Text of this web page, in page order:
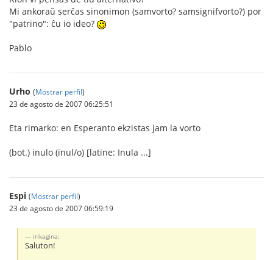
Mi ankoraŭ serĉas sinonimon (samvorto? samsignifvorto?) por
"patrino": ĉu io ideo?
Pablo
Urho (Mostrar perfil)
23 de agosto de 2007 06:25:51
Eta rimarko: en Esperanto ekzistas jam la vorto
(bot.) inulo (inul/o) [latine: Inula ...]
Espi (Mostrar perfil)
23 de agosto de 2007 06:59:19
irikagina:
Saluton!